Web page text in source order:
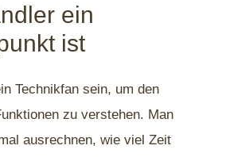
ein
ist
Technikfan sein, um den
zu verstehen. Man
ausrechnen, wie viel Zeit